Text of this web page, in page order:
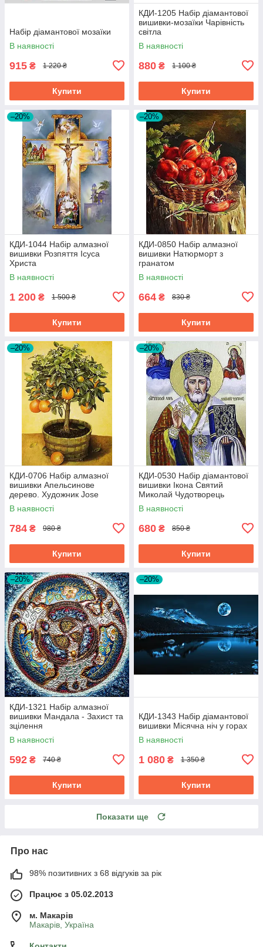
Набір діамантової мозаїки
В наявності
915 ₴ 1 220 ₴
Купити
КДИ-1205 Набір діамантової
вишивки-мозаїки Чарівність
світла
В наявності
880 ₴ 1 100 ₴
Купити
–20%
КДИ-1044 Набір алмазної
вишивки Розпяття Ісуса
Христа
В наявності
1 200 ₴ 1 500 ₴
Купити
–20%
КДИ-0850 Набір алмазної
вишивки Натюрморт з
гранатом
В наявності
664 ₴ 830 ₴
Купити
–20%
КДИ-0706 Набір алмазної
вишивки Апельсинове
дерево. Художник Jоse
Escofet
В наявності
784 ₴ 980 ₴
Купити
–20%
КДИ-0530 Набір діамантової
вишивки Ікона Святий
Миколай Чудотворець
В наявності
680 ₴ 850 ₴
Купити
–20%
КДИ-1321 Набір алмазної
вишивки Мандала - Захист та
зцілення
В наявності
592 ₴ 740 ₴
Купити
–20%
КДИ-1343 Набір діамантової
вишивки Місячна ніч у горах
В наявності
1 080 ₴ 1 350 ₴
Купити
Показати ще
Про нас
98% позитивних з 68 відгуків за рік
Працює з 05.02.2013
м. Mакарів
Mакарів, Україна